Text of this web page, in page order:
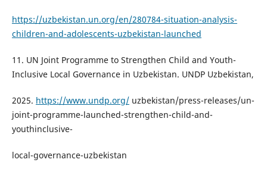
https://uzbekistan.un.org/en/280784-situation-analysis-
children-and-adolescents-uzbekistan-launched
11. UN Joint Programme to Strengthen Child and Youth-
Inclusive Local Governance in Uzbekistan. UNDP Uzbekistan,
2025. https://www.undp.org/uzbekistan/press-releases/un-
joint-programme-launched-strengthen-child-and-
youthinclusive-
local-governance-uzbekistan